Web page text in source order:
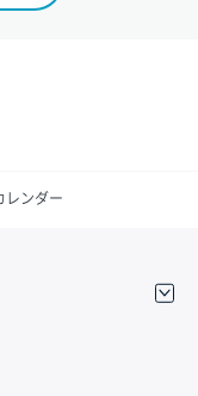
レンダー